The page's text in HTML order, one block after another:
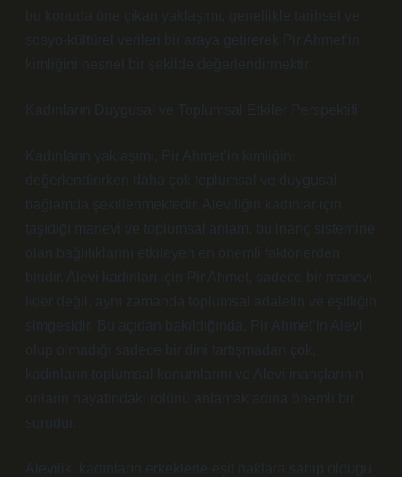
bu konuda öne çıkan yaklaşımı, genellikle tarihsel ve
sosyo-kültürel verileri bir araya getirerek Pir Ahmet’in
kimliğini nesnel bir şekilde değerlendirmektir.
Kadınların Duygusal ve Toplumsal Etkiler Perspektifi
Kadınların yaklaşımı, Pir Ahmet’in kimliğini
değerlendirirken daha çok toplumsal ve duygusal
bağlamda şekillenmektedir. Aleviliğin kadınlar için
taşıdığı manevi ve toplumsal anlam, bu inanç sistemine
olan bağlılıklarını etkileyen en önemli faktörlerden
biridir. Alevi kadınları için Pir Ahmet, sadece bir manevi
lider değil, aynı zamanda toplumsal adaletin ve eşitliğin
simgesidir. Bu açıdan bakıldığında, Pir Ahmet’in Alevi
olup olmadığı sadece bir dini tartışmadan çok,
kadınların toplumsal konumlarını ve Alevi inançlarının
onların hayatındaki rolünü anlamak adına önemli bir
sorudur.
Alevilik, kadınların erkeklerle eşit haklara sahip olduğu